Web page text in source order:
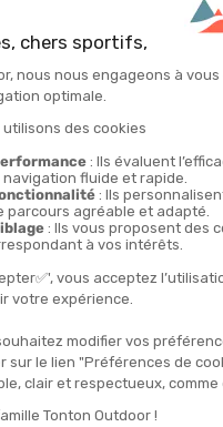
POSSIBLES
30 JOURS
LIVRAISON EN 24H
Abonnez-vous !